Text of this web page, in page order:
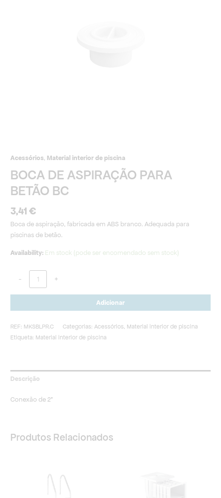
Acessórios, Material interior de piscina
BOCA DE ASPIRAÇÃO PARA
BETÃO BC
3,41€
Boca de aspiração, fabricada em ABS branco. Adequada para
piscinas de betão.
Availability: Em stock (pode ser encomendado sem stock)
- +
Adicionar
REF: MKSBLPR.C Categorias:Acessórios, Material interior de piscina
Etiqueta: Material interior de piscina
Descrição
Conexão de 2″
Produtos Relacionados